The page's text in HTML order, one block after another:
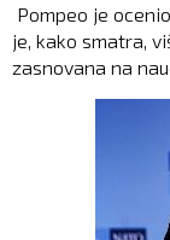
Pompeo je
je, kako smatra,
zasnovana na